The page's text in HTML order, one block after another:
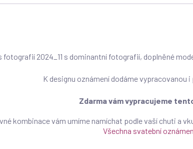
fotografií 2024_11 s dominantní fotografií, doplněné
K designu oznámení dodáme vypracovanou
Zdarma vám vypracujeme
kombinace vám umíme namíchat podle vaší chuti a
Všechna svatební